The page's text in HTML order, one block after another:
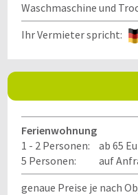
Waschmaschine und
Ihr Vermieter spricht:
Ferienwohnung
1 - 2 Personen:
ab 65
5 Personen:
auf
genaue Preise je nach